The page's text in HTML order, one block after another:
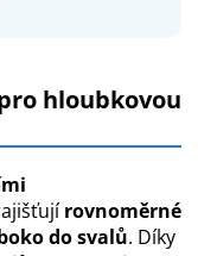
hloubkovou
rovnoměrné
do svalů. Díky